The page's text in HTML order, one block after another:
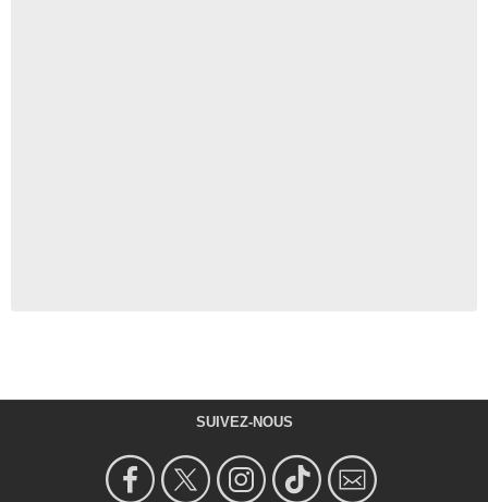
SUIVEZ-NOUS